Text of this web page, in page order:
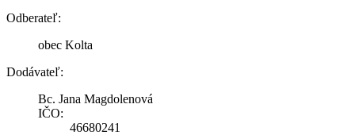
Odberateľ:
obec Kolta
Dodávateľ:
Bc. Jana Magdolenová
IČO:
46680241